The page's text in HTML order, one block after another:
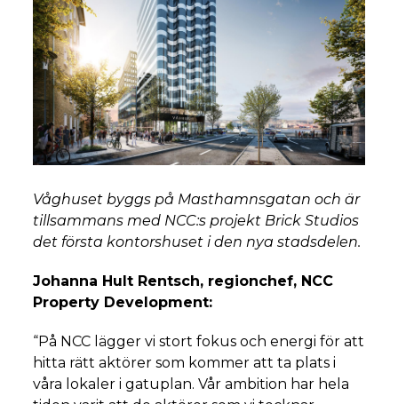
Våghuset byggs på Masthamnsgatan och är
tillsammans med NCC:s projekt Brick Studios
det första kontorshuset i den nya stadsdelen.
Johanna Hult Rentsch, regionchef, NCC
Property Development:
“På NCC lägger vi stort fokus och energi för att
hitta rätt aktörer som kommer att ta plats i
våra lokaler i gatuplan. Vår ambition har hela